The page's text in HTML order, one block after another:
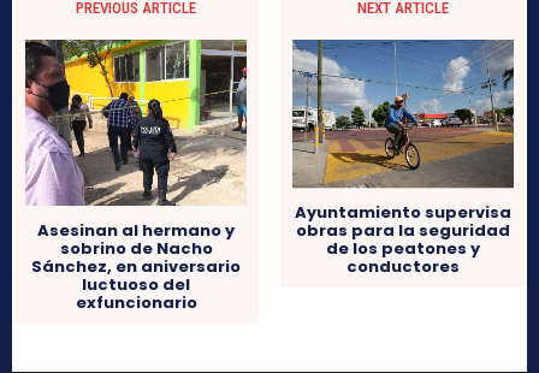
PREVIOUS ARTICLE
Asesinan al hermano y
sobrino de Nacho
Sánchez, en aniversario
luctuoso del
exfuncionario
NEXT ARTICLE
Ayuntamiento supervisa
obras para la seguridad
de los peatones y
conductores